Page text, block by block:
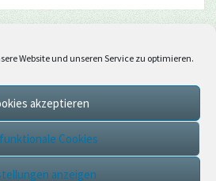
Website und unseren Service zu optimieren.
akzeptieren
Cookies
anzeigen
von WordPress